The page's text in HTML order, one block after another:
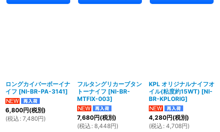
ロングカイバーボーイナ
イフ [NI-BR-PA-3141]
6,800円(税別)
(税込 : 7,480円)
フルタングリカーブタン
トーナイフ [NI-BR-
MTFIX-003]
7,680円(税別)
(税込 : 8,448円)
KPL オリジナルナイフオ
イル(粘度約15WT) [NI-
BR-KPLORIG]
4,280円(税別)
(税込 : 4,708円)